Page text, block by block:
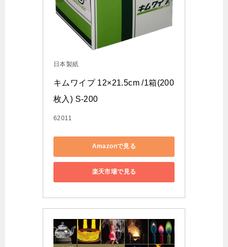
日本製紙
キムワイプ 12×21.5cm /1箱(200
枚入) S-200
62011
Amazonで見る
楽天市場で見る